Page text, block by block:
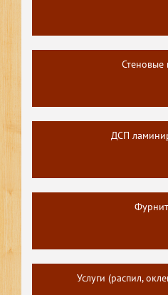
Стеновые
ДСП
Услуги (распил,